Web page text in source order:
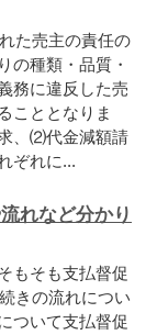
た売主の責任の
の種類・品質・
務に違反した売
こととなりま
、⑵代金減額請
ぞれに...
れなど分かり
もそも支払督促
きの流れについ
ついて支払督促